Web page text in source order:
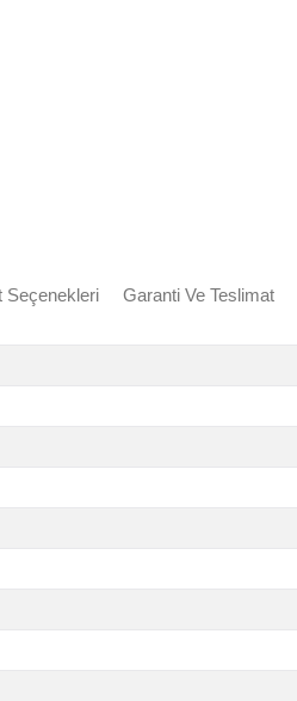
Seçenekleri Garanti Ve Teslimat